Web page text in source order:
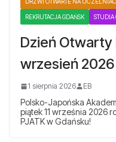
REKRUTACJA GDAŃSK STUDIA
Dzień Otwarty
wrzesień 2026
1 sierpnia 2026 EB
Polsko-Japońska
piątek 11 września 2026
PJATK w Gdańsku!